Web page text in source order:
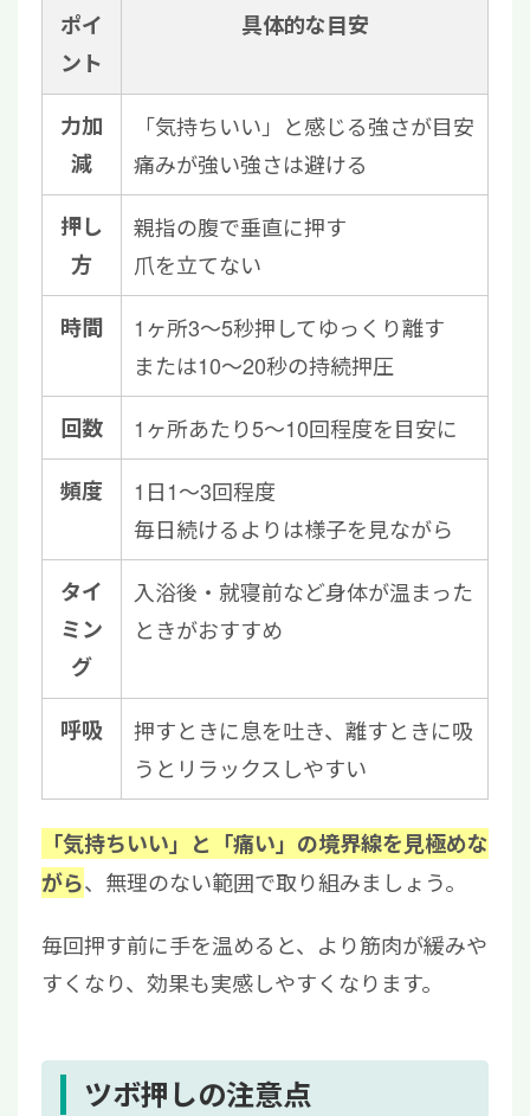
ポイ
ント
具体的な目安
力加
減
「気持ちいい」と感じる強さが目安
痛みが強い強さは避ける
押し
方
親指の腹で垂直に押す
爪を立てない
時間
1ヶ所3〜5秒押してゆっくり離す
または10〜20秒の持続押圧
回数 1ヶ所あたり5〜10回程度を目安に
頻度
1日1〜3回程度
毎日続けるよりは様子を見ながら
タイ
ミン
グ
入浴後・就寝前など身体が温まった
ときがおすすめ
呼吸
押すときに息を吐き、離すときに吸
うとリラックスしやすい
「気持ちいい」と「痛い」の境界線を見極めな
がら、無理のない範囲で取り組みましょう。
毎回押す前に手を温めると、より筋肉が緩みや
すくなり、効果も実感しやすくなります。
ツボ押しの注意点